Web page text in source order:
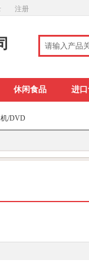
注册
休闲食品 进
/DVD